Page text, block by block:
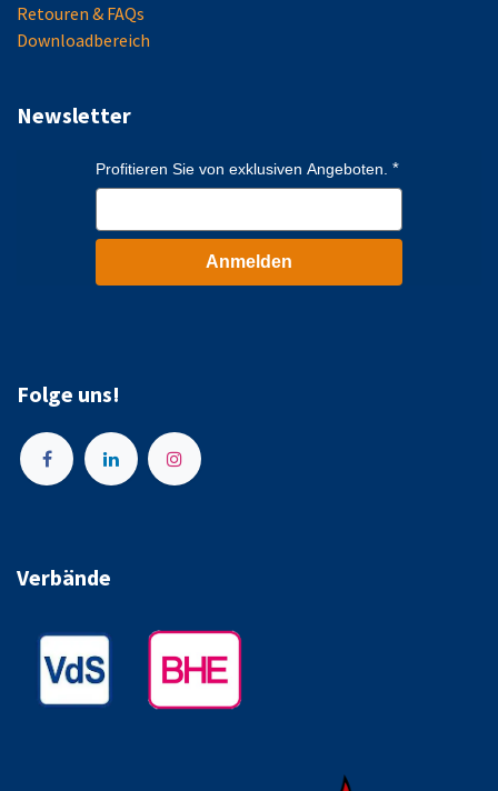
Retouren & FAQs
Downloadbereich
Newsletter
Profitieren Sie von exklusiven Angeboten.
Anmelden
Folge uns!
Verbände